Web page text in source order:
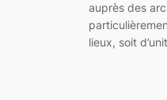
auprès des
lieux, soit